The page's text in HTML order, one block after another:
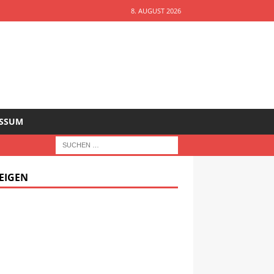
8. AUGUST 2026